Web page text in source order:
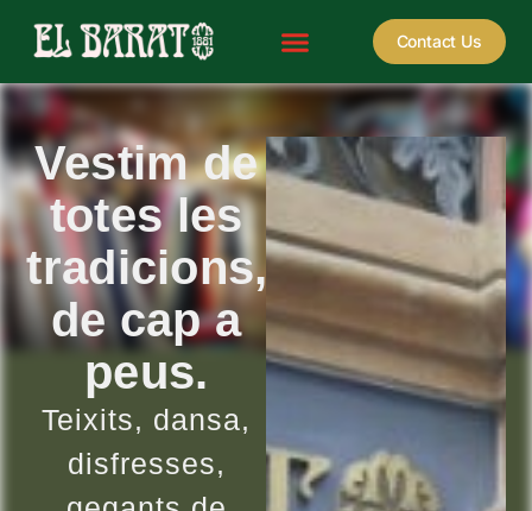
Contact Us
Vestim de
totes les
tradicions,
de cap a
peus.
Teixits, dansa,
disfresses,